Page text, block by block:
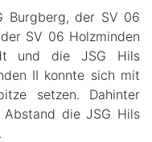
Burgberg, der SV 06
SV 06 Holzminden
und die JSG Hils
II konnte sich mit
setzen. Dahinter
die JSG Hils